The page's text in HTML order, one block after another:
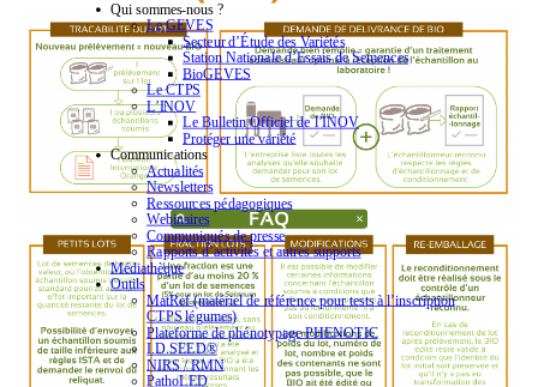
Qui sommes-nous ?
Le GEVES
Secteur d’Étude des Variétés
Station Nationale d’Essais de Semences
BioGEVES
Le CTPS
L’INOV
Le Bulletin Officiel de l’INOV
Protéger une variété
Communications
Actualités
Newsletters
Ressources pédagogiques
Webinaires
Communiqués de presse
Rapports d’activités et autres supports
Médiathèque
Outils
MatRef (matériel de référence pour tests à l’inscription
CTPS légumes)
Plateforme de phénotypage PHENOTIC
I.D.SEED®
NIRS / RMN
PathoLED